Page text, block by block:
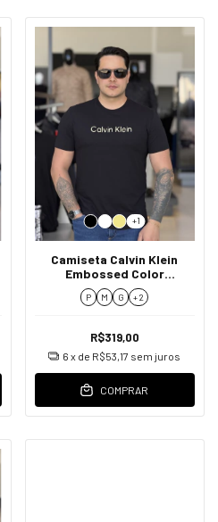
+1
Camiseta Calvin Klein
Embossed Color
Masculino
P M G + 2
R$319,00
6 x de R$53,17 sem juros
COMPRAR